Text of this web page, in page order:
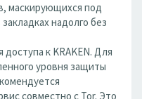
маскирующихся под
надолго без
к KRAKEN. Для
уровня защиты
совместно с Tor. Это